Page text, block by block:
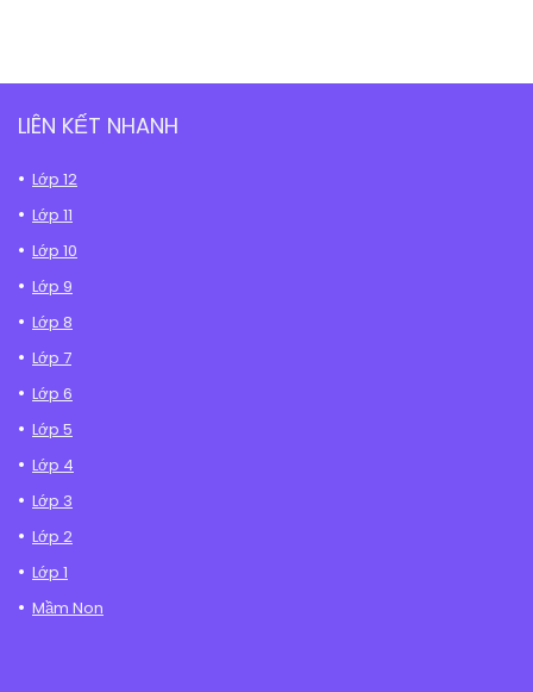
LIÊN KẾT NHANH
Lớp 12
Lớp 11
Lớp 10
Lớp 9
Lớp 8
Lớp 7
Lớp 6
Lớp 5
Lớp 4
Lớp 3
Lớp 2
Lớp 1
Mầm Non